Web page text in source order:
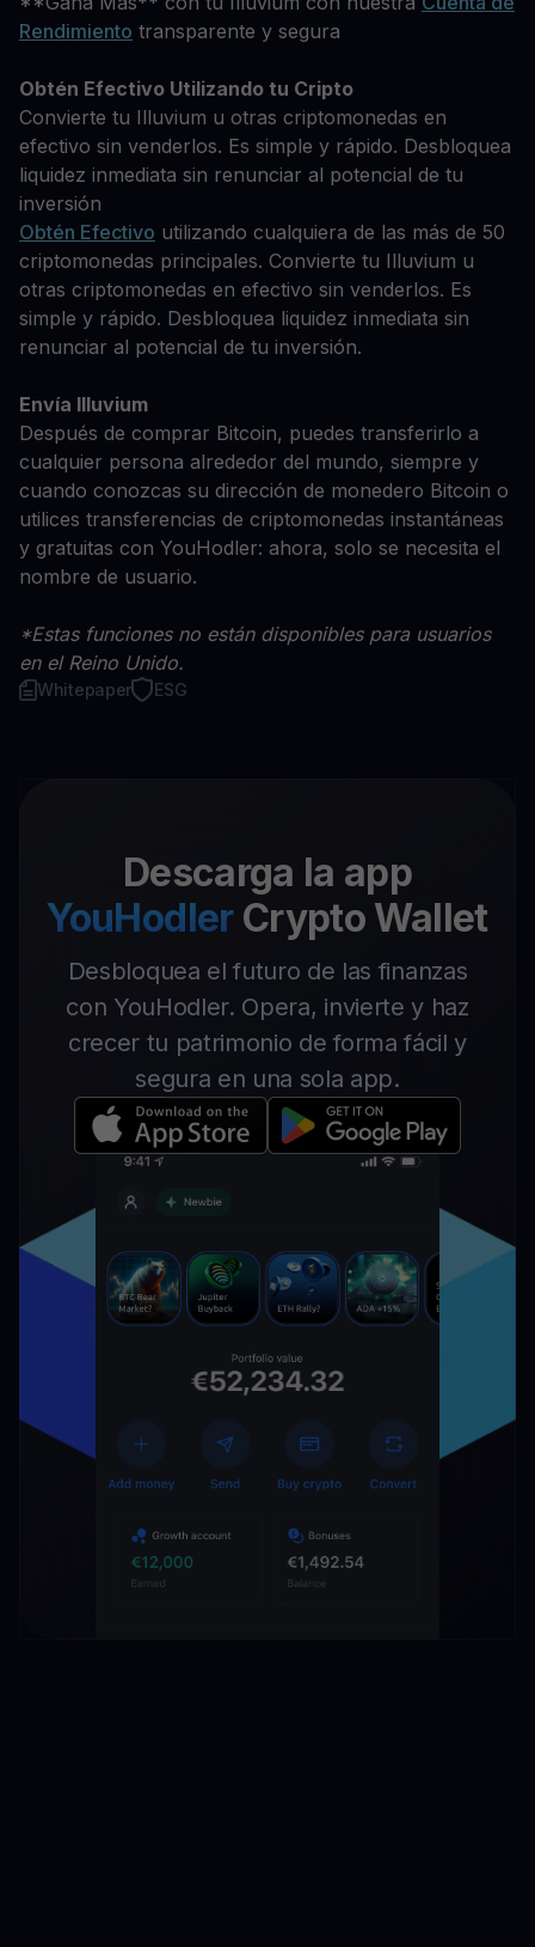
Rendimiento transparente y segura
Obtén Efectivo Utilizando tu Cripto
Convierte tu Illuvium u otras criptomonedas en
efectivo sin venderlos. Es simple y rápido. Desbloquea
liquidez inmediata sin renunciar al potencial de tu
inversión
Obtén Efectivo utilizando cualquiera de las más de 50
criptomonedas principales. Convierte tu Illuvium u
otras criptomonedas en efectivo sin venderlos. Es
simple y rápido. Desbloquea liquidez inmediata sin
renunciar al potencial de tu inversión.
Envía Illuvium
Después de comprar Bitcoin, puedes transferirlo a
cualquier persona alrededor del mundo, siempre y
cuando conozcas su dirección de monedero Bitcoin o
utilices transferencias de criptomonedas instantáneas
y gratuitas con YouHodler: ahora, solo se necesita el
nombre de usuario.
*Estas funciones no están disponibles para usuarios
en el Reino Unido.
Whitepaper ESG
Descarga la app
YouHodler Crypto Wallet
Desbloquea el futuro de las finanzas
con YouHodler. Opera, invierte y haz
crecer tu patrimonio de forma fácil y
segura en una sola app.